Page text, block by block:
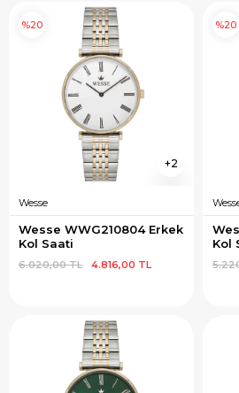
2
Wesse
Wesse WWG210804 Erkek
Kol Saati
4.816,00 TL
6.020,00 TL
%20
Kol
%20